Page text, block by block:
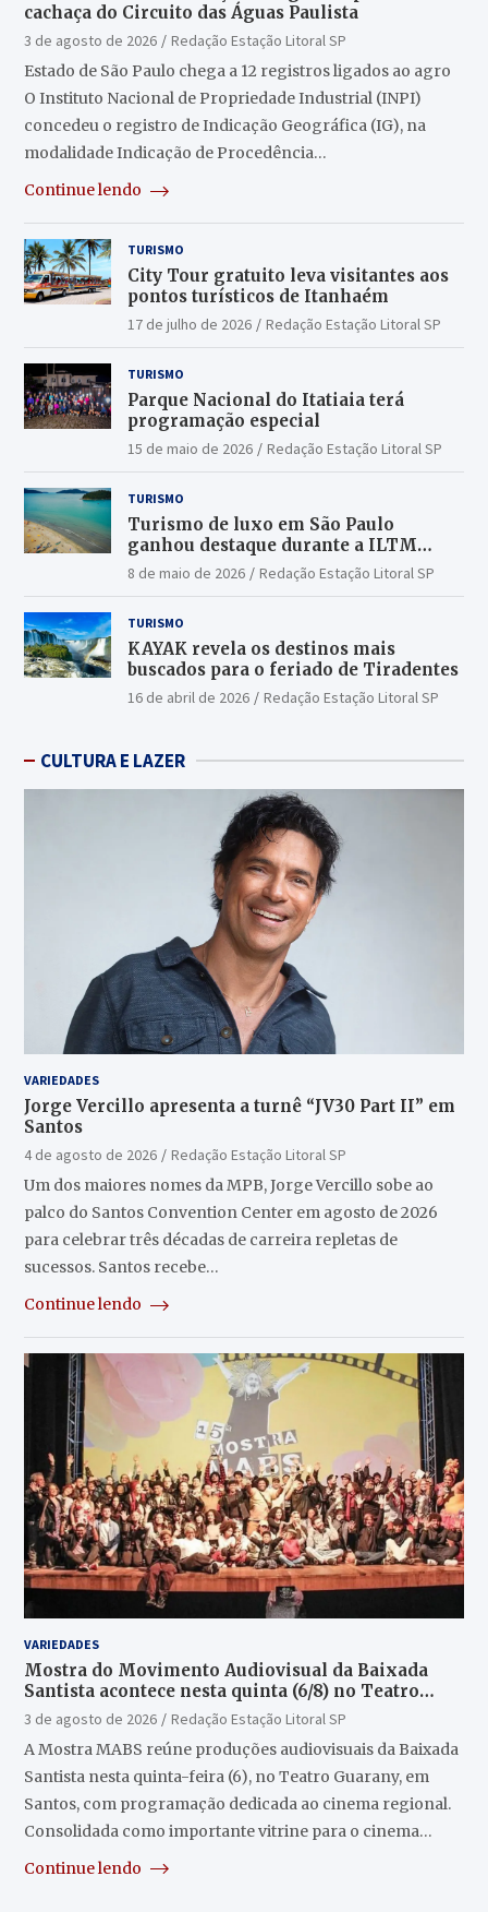
cachaça do Circuito das Águas Paulista
3 de agosto de 2026
Redação Estação Litoral SP
Estado de São Paulo chega a 12 registros ligados ao agro
O Instituto Nacional de Propriedade Industrial (INPI)
concedeu o registro de Indicação Geográfica (IG), na
modalidade Indicação de Procedência…
Continue lendo
TURISMO
City Tour gratuito leva visitantes aos
pontos turísticos de Itanhaém
17 de julho de 2026 Redação Estação Litoral SP
TURISMO
Parque Nacional do Itatiaia terá
programação especial
15 de maio de 2026 Redação Estação Litoral SP
TURISMO
Turismo de luxo em São Paulo
ganhou destaque durante a ILTM
Latin America 2026
8 de maio de 2026 Redação Estação Litoral SP
TURISMO
KAYAK revela os destinos mais
buscados para o feriado de Tiradentes
16 de abril de 2026 Redação Estação Litoral SP
CULTURA E LAZER
VARIEDADES
Jorge Vercillo apresenta a turnê “JV30 Part II” em
Santos
4 de agosto de 2026
Redação Estação Litoral SP
Um dos maiores nomes da MPB, Jorge Vercillo sobe ao
palco do Santos Convention Center em agosto de 2026
para celebrar três décadas de carreira repletas de
sucessos. Santos recebe…
Continue lendo
VARIEDADES
Mostra do Movimento Audiovisual da Baixada
Santista acontece nesta quinta (6/8) no Teatro
Guarany
3 de agosto de 2026
Redação Estação Litoral SP
A Mostra MABS reúne produções audiovisuais da Baixada
Santista nesta quinta-feira (6), no Teatro Guarany, em
Santos, com programação dedicada ao cinema regional.
Consolidada como importante vitrine para o cinema…
Continue lendo